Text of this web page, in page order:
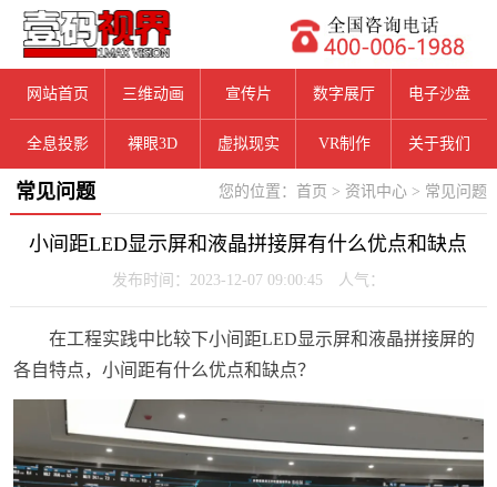
网站首页 三维动画 宣传片 数字展厅 电子沙盘
全息投影 裸眼3D 虚拟现实 VR制作 关于我们
您的位置： 首页 > 资讯中心 > 常见问题
常见问题
小间距LED显示屏和液晶拼接屏有什么优点和缺点
发布时间：2023-12-07 09:00:45 人气：
在工程实践中比较下小间距LED显示屏和液晶拼接屏的
各自特点，小间距有什么优点和缺点？